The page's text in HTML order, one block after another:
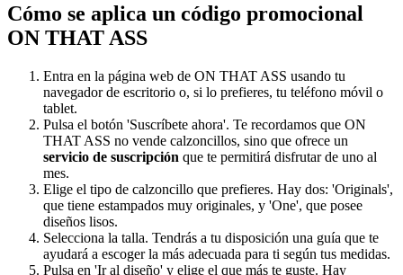
Cómo se aplica un código promocional
ON THAT ASS
Entra en la página web de ON THAT ASS usando tu
navegador de escritorio o, si lo prefieres, tu teléfono móvil o
tablet.
Pulsa el botón 'Suscríbete ahora'. Te recordamos que ON
THAT ASS no vende calzoncillos, sino que ofrece un
servicio de suscripción que te permitirá disfrutar de uno al
mes.
Elige el tipo de calzoncillo que prefieres. Hay dos: 'Originals',
que tiene estampados muy originales, y 'One', que posee
diseños lisos.
Selecciona la talla. Tendrás a tu disposición una guía que te
ayudará a escoger la más adecuada para ti según tus medidas.
Pulsa en 'Ir al diseño' y elige el que más te guste. Hay